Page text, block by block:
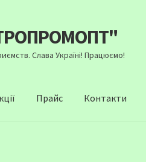
Слава Україні! Працюємо!
Прайс Контакти